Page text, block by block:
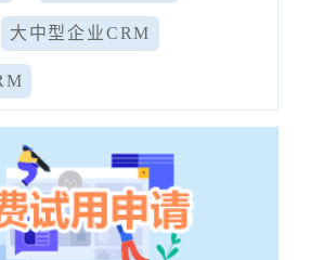
大中型企业CRM